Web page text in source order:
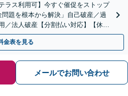
ラス利用可】今すぐ催促をストップ
題を根本から解決」自己破産／過
／法人破産【分割払い対応】【休
金表を見る
メールでお問い合わせ